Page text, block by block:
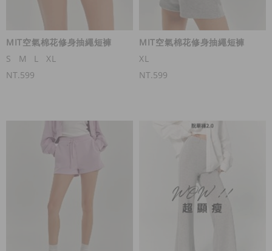
MIT空氣棉花修身抽繩短褲
S
M L
XL
NT.599
MIT空氣棉花修身抽繩短褲
XL
NT.599